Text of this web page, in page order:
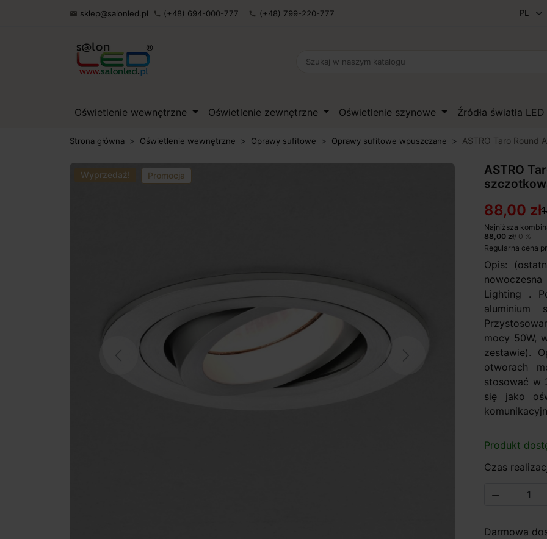
 sklep@salonled.pl phone (+48) 694-000-777 phone (+48) 799-220-777
Oświetlenie wewnętrzne Oświetlenie zewnętrzne Oświetlenie szynowe Źródła światła LED
Strona główna Oświetlenie wewnętrzne Oprawy sufitowe Oprawy sufitowe wpuszczane ASTRO Taro Round
Wyprzedaż! Promocja
Previous
ASTRO
88,00 zł
Najniższa
88,00 zł/ 0 %
Regularna cena
Opis:
Lighting .
aluminium
mocy 50W,
zestawie).
otworach
stosować w
się jako
Produkt
Czas

Darmowa